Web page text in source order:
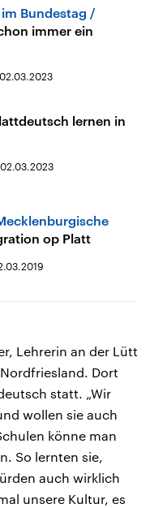
Bundestag
immer ein
02.03.2023
lernen in
02.03.2023
op Platt
Lehrerin an der Lütt
Dort
statt. „Wir
wollen sie auch
könne man
So lernten sie,
auch wirklich
unsere Kultur, es